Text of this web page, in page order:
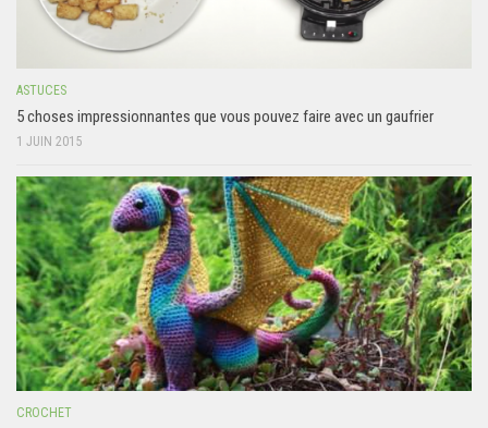
ASTUCES
5 choses impressionnantes que vous pouvez faire avec un gaufrier
1 JUIN 2015
CROCHET